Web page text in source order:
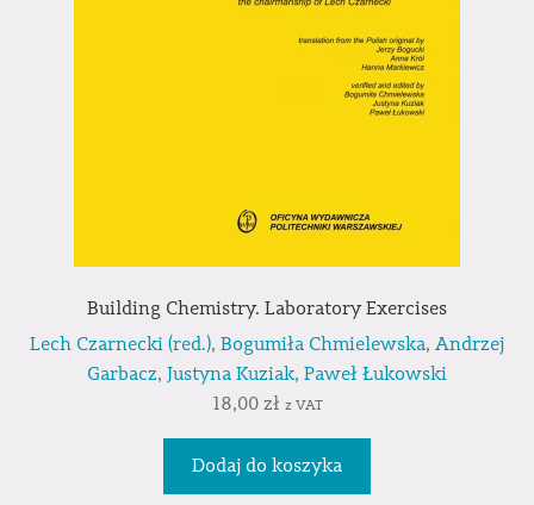
Building Chemistry. Laboratory Exercises
Lech Czarnecki (red.), Bogumiła Chmielewska, Andrzej
Garbacz, Justyna Kuziak, Paweł Łukowski
18,00 zł z VAT
Dodaj do koszyka